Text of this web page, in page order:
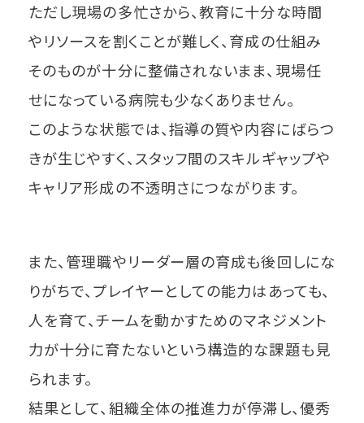
ただし現場の多忙さから、教育に十分な時間
やリソースを割くことが難しく、育成の仕組み
そのものが十分に整備されないまま、現場任
せになっている病院も少なくありません。
このような状態では、指導の質や内容にばらつ
きが生じやすく、スタッフ間のスキルギャップや
キャリア形成の不透明さにつながります。
また、管理職やリーダー層の育成も後回しにな
りがちで、プレイヤーとしての能力はあっても、
人を育て、チームを動かすためのマネジメント
力が十分に育たないという構造的な課題も見
られます。
結果として、組織全体の推進力が停滞し、優秀